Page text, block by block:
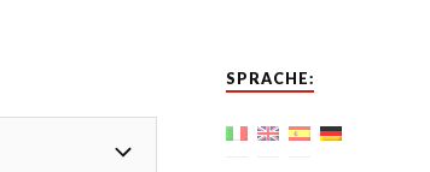
SPRACHE: